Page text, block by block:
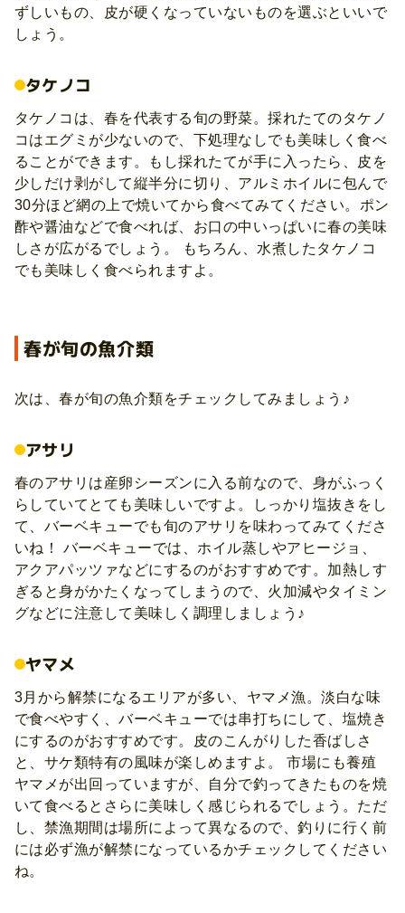
ずしいもの、皮が硬くなっていないものを選ぶといいで
しょう。
タケノコ
タケノコは、春を代表する旬の野菜。採れたてのタケノ
コはエグミが少ないので、下処理なしでも美味しく食べ
ることができます。もし採れたてが手に入ったら、皮を
少しだけ剥がして縦半分に切り、アルミホイルに包んで
30分ほど網の上で焼いてから食べてみてください。ポン
酢や醤油などで食べれば、お口の中いっぱいに春の美味
しさが広がるでしょう。 もちろん、水煮したタケノコ
でも美味しく食べられますよ。
春が旬の魚介類
次は、春が旬の魚介類をチェックしてみましょう♪
アサリ
春のアサリは産卵シーズンに入る前なので、身がふっく
らしていてとても美味しいですよ。しっかり塩抜きをし
て、バーベキューでも旬のアサリを味わってみてくださ
いね！ バーベキューでは、ホイル蒸しやアヒージョ、
アクアパッツァなどにするのがおすすめです。加熱しす
ぎると身がかたくなってしまうので、火加減やタイミン
グなどに注意して美味しく調理しましょう♪
ヤマメ
3月から解禁になるエリアが多い、ヤマメ漁。淡白な味
で食べやすく、バーベキューでは串打ちにして、塩焼き
にするのがおすすめです。皮のこんがりした香ばしさ
と、サケ類特有の風味が楽しめますよ。 市場にも養殖
ヤマメが出回っていますが、自分で釣ってきたものを焼
いて食べるとさらに美味しく感じられるでしょう。ただ
し、禁漁期間は場所によって異なるので、釣りに行く前
には必ず漁が解禁になっているかチェックしてください
ね。